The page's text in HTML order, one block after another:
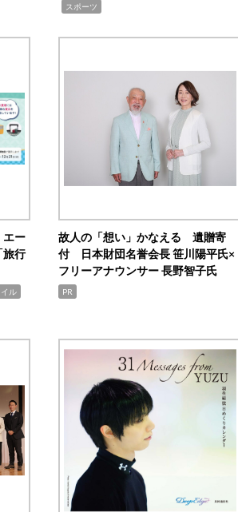
スポーツ
ー
旅行
ル
故人の「想い」かなえる 遺贈寄
付 日本財団名誉会長 笹川陽平氏×
フリーアナウンサー 長野智子氏
PR